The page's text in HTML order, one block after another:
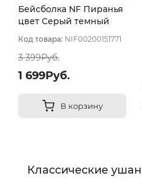
Бейсболка NF Пиранья
цвет Серый темный
Код товара: NIF00200151771
3 399Руб.
1 699Руб.
В корзину
Классические